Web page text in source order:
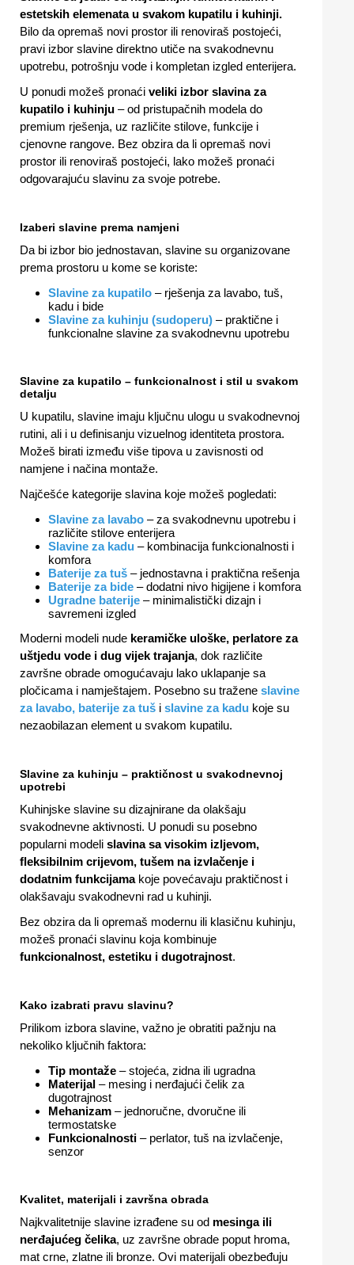
estetskih elemenata u svakom kupatilu i kuhinji.
Bilo da opremaš novi prostor ili renoviraš postojeći,
pravi izbor slavine direktno utiče na svakodnevnu
upotrebu, potrošnju vode i kompletan izgled enterijera.
U ponudi možeš pronaći veliki izbor slavina za
kupatilo i kuhinju – od pristupačnih modela do
premium rješenja, uz različite stilove, funkcije i
cjenovne rangove. Bez obzira da li opremaš novi
prostor ili renoviraš postojeći, lako možeš pronaći
odgovarajuću slavinu za svoje potrebe.
Izaberi slavine prema namjeni
Da bi izbor bio jednostavan, slavine su organizovane
prema prostoru u kome se koriste:
Slavine za kupatilo – rješenja za lavabo, tuš,
kadu i bide
Slavine za kuhinju (sudoperu) – praktične i
funkcionalne slavine za svakodnevnu upotrebu
Slavine za kupatilo – funkcionalnost i stil u svakom
detalju
U kupatilu, slavine imaju ključnu ulogu u svakodnevnoj
rutini, ali i u definisanju vizuelnog identiteta prostora.
Možeš birati između više tipova u zavisnosti od
namjene i načina montaže.
Najčešće kategorije slavina koje možeš pogledati:
Slavine za lavabo – za svakodnevnu upotrebu i
različite stilove enterijera
Slavine za kadu – kombinacija funkcionalnosti i
komfora
Baterije za tuš – jednostavna i praktična rešenja
Baterije za bide – dodatni nivo higijene i komfora
Ugradne baterije – minimalistički dizajn i
savremeni izgled
Moderni modeli nude keramičke uloške, perlatore za
uštjedu vode i dug vijek trajanja, dok različite
završne obrade omogućavaju lako uklapanje sa
pločicama i namještajem. Posebno su tražene slavine
za lavabo, baterije za tuš i slavine za kadu koje su
nezaobilazan element u svakom kupatilu.
Slavine za kuhinju – praktičnost u svakodnevnoj
upotrebi
Kuhinjske slavine su dizajnirane da olakšaju
svakodnevne aktivnosti. U ponudi su posebno
popularni modeli slavina sa visokim izljevom,
fleksibilnim crijevom, tušem na izvlačenje i
dodatnim funkcijamakoje povećavaju praktičnost i
olakšavaju svakodnevni rad u kuhinji.
Bez obzira da li opremaš modernu ili klasičnu kuhinju,
možeš pronaći slavinu koja kombinuje
funkcionalnost, estetiku i dugotrajnost.
Kako izabrati pravu slavinu?
Prilikom izbora slavine, važno je obratiti pažnju na
nekoliko ključnih faktora:
Tip montaže – stojeća, zidna ili ugradna
Materijal – mesing i nerđajući čelik za
dugotrajnost
Mehanizam – jednoručne, dvoručne ili
termostatske
Funkcionalnosti – perlator, tuš na izvlačenje,
senzor
Kvalitet, materijali i završna obrada
Najkvalitetnije slavine izrađene su od mesinga ili
nerđajućeg čelika, uz završne obrade poput hroma,
mat crne, zlatne ili bronze. Ovi materijali obezbeđuju